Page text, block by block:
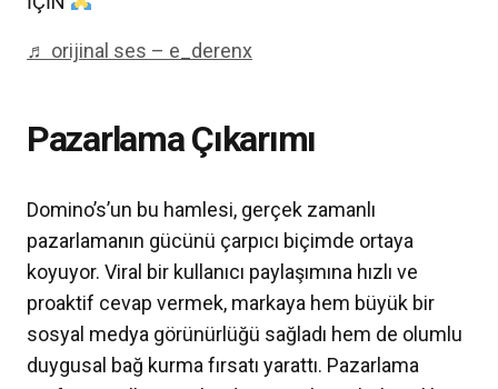
♬ orijinal ses – e_derenx
Pazarlama Çıkarımı
Domino’s’un bu hamlesi, gerçek zamanlı
pazarlamanın gücünü çarpıcı biçimde ortaya
koyuyor. Viral bir kullanıcı paylaşımına hızlı ve
proaktif cevap vermek, markaya hem büyük bir
sosyal medya görünürlüğü sağladı hem de olumlu
duygusal bağ kurma fırsatı yarattı. Pazarlama